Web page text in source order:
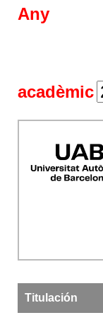
Any
acadèmic
Titulación